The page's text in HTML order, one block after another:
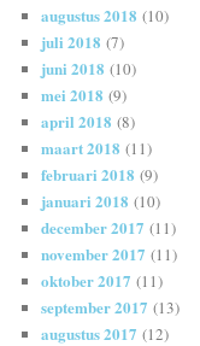
augustus 2018 (10)
juli 2018 (7)
juni 2018 (10)
mei 2018 (9)
april 2018 (8)
maart 2018 (11)
februari 2018 (9)
januari 2018 (10)
december 2017 (11)
november 2017 (11)
oktober 2017 (11)
september 2017 (13)
augustus 2017 (12)